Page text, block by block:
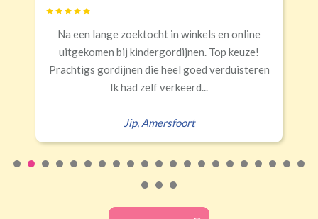
Na een lange zoektocht in winkels en online
uitgekomen bij kindergordijnen. Top keuze!
Prachtigs gordijnen die heel goed verduisteren
Ik had zelf verkeerd...
Jip, Amersfoort